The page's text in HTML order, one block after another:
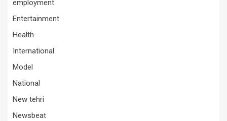
employment
Entertainment
Health
International
Model
National
New tehri
Newsbeat